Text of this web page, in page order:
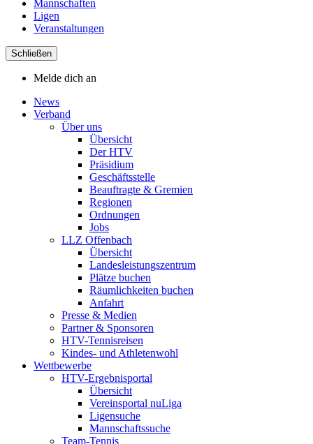
Mannschaften
Ligen
Veranstaltungen
Schließen
Melde dich an
News
Verband
Über uns
Übersicht
Der HTV
Präsidium
Geschäftsstelle
Beauftragte & Gremien
Regionen
Ordnungen
Jobs
LLZ Offenbach
Übersicht
Landesleistungszentrum
Plätze buchen
Räumlichkeiten buchen
Anfahrt
Presse & Medien
Partner & Sponsoren
HTV-Tennisreisen
Kindes- und Athletenwohl
Wettbewerbe
HTV-Ergebnisportal
Übersicht
Vereinsportal nuLiga
Ligensuche
Mannschaftssuche
Team-Tennis